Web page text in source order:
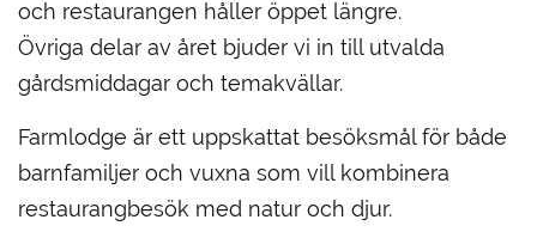
och restaurangen håller öppet längre.
Övriga delar av året bjuder vi in till utvalda
gårdsmiddagar och temakvällar.
Farmlodge är ett uppskattat besöksmål för både
barnfamiljer och vuxna som vill kombinera
restaurangbesök med natur och djur.